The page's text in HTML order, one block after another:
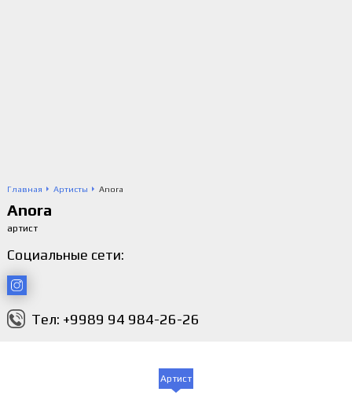
Главная Артисты Anora
Anora
артист
Социальные сети:
Тел: +9989 94 984-26-26
Артист